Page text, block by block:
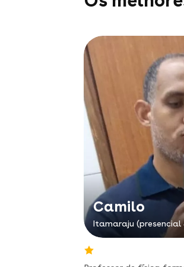
Camilo
Itamaraju (presencial